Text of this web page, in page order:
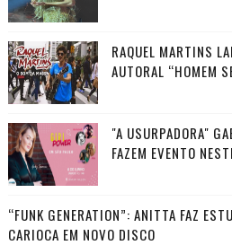
RAQUEL MARTINS
AUTORAL “HOMEM
"A USURPADORA"
FAZEM EVENTO
“FUNK GENERATION”: ANITTA FAZ
CARIOCA EM NOVO DISCO